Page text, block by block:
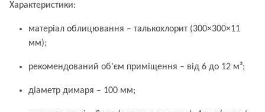
Характеристики:
матеріал облицювання – талькохлорит (300×300×11
мм);
рекомендований об’єм приміщення – від 6 до 12 м³;
діаметр димаря – 100 мм;